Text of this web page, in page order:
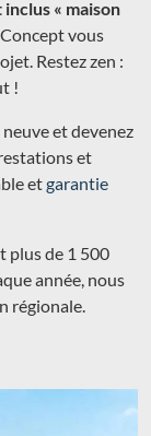
« maison
vous
Restez zen :
!
et devenez
et
etgarantie
plus de 1 500
année, nous
régionale.